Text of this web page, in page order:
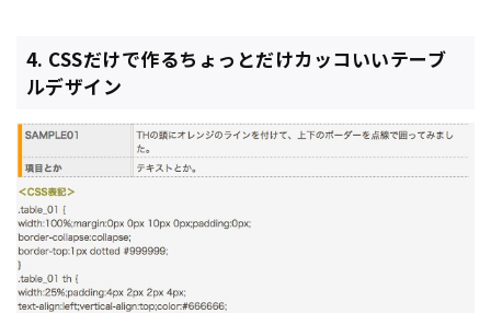
4. CSSだけで作るちょっとだけカッコいいテーブ
ルデザイン